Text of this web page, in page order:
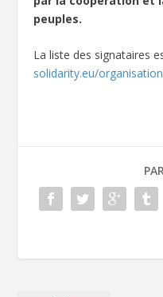
peuples.
La liste des signataires
solidarity.eu/